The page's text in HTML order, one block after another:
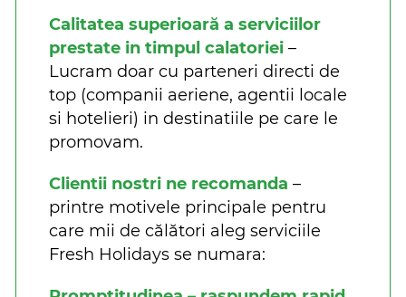
Calitatea superioară a serviciilor
prestate in timpul calatoriei –
Lucram doar cu parteneri directi de
top (companii aeriene, agentii locale
si hotelieri) in destinatiile pe care le
promovam.
Clientii nostri ne recomanda –
printre motivele principale pentru
care mii de călători aleg serviciile
Fresh Holidays se numara: